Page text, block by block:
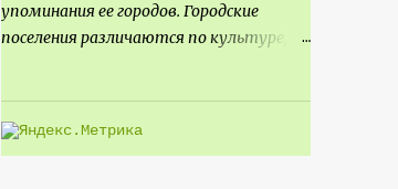
упоминания ее городов. Городские
поселения различаются по культуре,
более значимыми на протяжении всего
развития региона. Исторически